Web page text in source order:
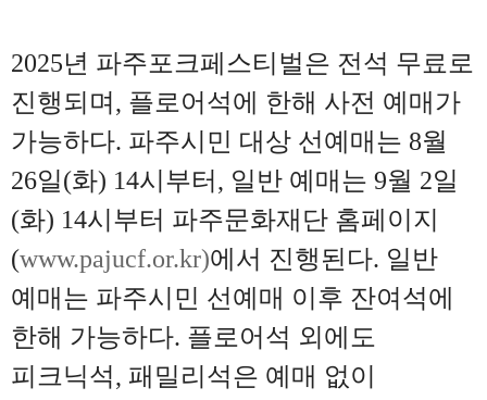
2025년 파주포크페스티벌은 전석 무료로
진행되며 , 플로어석에 한해 사전 예매가
가능하다. 파주시민 대상 선예매는 8월
26일(화) 14시부터 , 일반 예매는 9월 2일
(화) 14시부터 파주문화재단 홈페이지
(www.pajucf.or.kr)에서 진행된다. 일반
예매는 파주시민 선예매 이후 잔여석에
한해 가능하다. 플로어석 외에도
피크닉석, 패밀리석은 예매 없이